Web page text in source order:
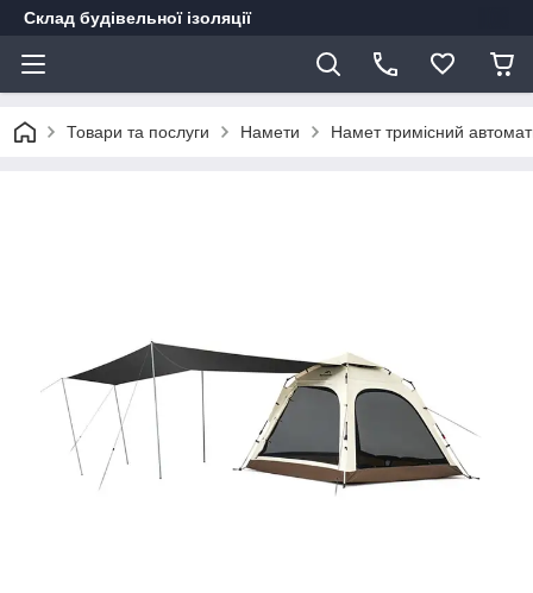
Склад будівельної ізоляції
Товари та послуги Намети Намет тримісний